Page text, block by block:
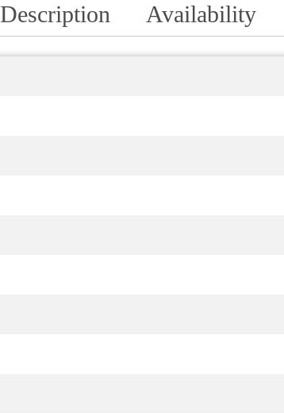
Description Availability